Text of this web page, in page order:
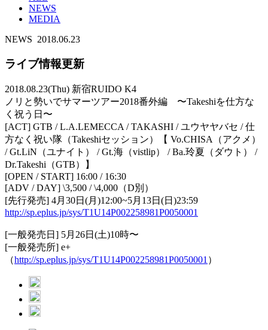
NEWS
MEDIA
NEWS 2018.06.23
ライブ情報更新
2018.08.23(Thu) 新宿RUIDO K4‬
ノリと勢いでサマーツアー2018番外編‬ 〜Takeshiを仕方な
く祝う日〜‬
[ACT] GTB‬ / ‪L.A.LEMECCA‬ / TAKASHI‬ / ユウヤヤバセ‬ / 仕
方なく祝い隊（Takeshiセッション）【 Vo.CHISA（アクメ）
/ Gt.LiN（ユナイト） / Gt.海（vistlip） / Ba.玲夏（ダウト） /
Dr.Takeshi（GTB）】
[OPEN / START] 16:00 / 16:30
[ADV / DAY] \3,500 / \4,000（D別）
[先行発売] 4月30日(月)12:00~5月13日(日)23:59‬
http://sp.eplus.jp/sys/T1U14P002258981P0050001
[一般発売日] 5月26日(土)10時〜‬
[一般発売所] e+
（http://sp.eplus.jp/sys/T1U14P002258981P0050001 ）